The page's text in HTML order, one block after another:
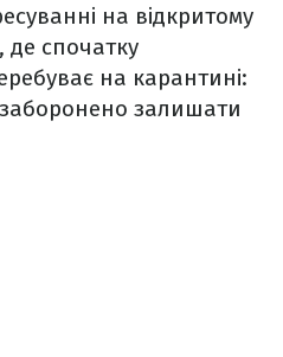
на відкритому
де спочатку
на карантині:
залишати